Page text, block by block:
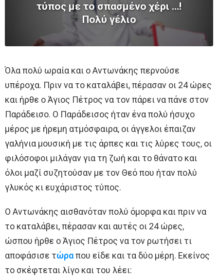
τύπος με το σπασμένο χέρι …!
Πολύ γέλιο
Όλα πολύ ωραία και ο Αντωνάκης περνούσε
υπέροχα. Πριν να το καταλάβει, πέρασαν οι 24 ώρες
και ήρθε ο Άγιος Πέτρος να τον πάρει να πάνε στον
Παράδεισο. Ο Παράδεισος ήταν ένα πολύ ήσυχο
μέρος με ήρεμη ατμόσφαιρα, οι άγγελοι έπαιζαν
γαλήνια μουσική με τις άρπες και τις λύρες τους, οι
φιλόσοφοι μιλάγαν για τη ζωή και το θάνατο και
όλοι μαζί συζητούσαν με τον Θεό που ήταν πολύ
γλυκός κι ευχάριστος τύπος.
Ο Αντωνάκης αισθανόταν πολύ όμορφα και πριν να
το καταλάβει, πέρασαν και αυτές οι 24 ώρες,
ώσπου ήρθε ο Άγιος Πέτρος να τον ρωτήσει τι
αποφάσισε τώραπου είδε και τα δύο μέρη. Εκείνος
το σκέφτεται λίγο και του λέει: